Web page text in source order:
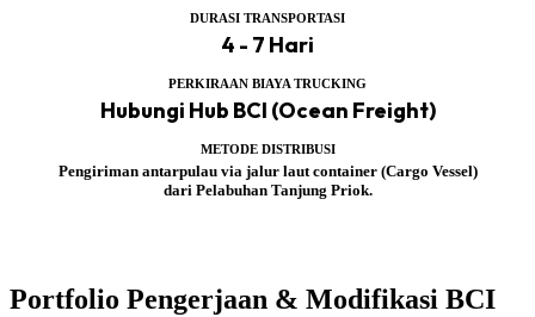
DURASI TRANSPORTASI
4 - 7 Hari
PERKIRAAN BIAYA TRUCKING
Hubungi Hub BCI (Ocean Freight)
METODE DISTRIBUSI
Pengiriman antarpulau via jalur laut container (Cargo Vessel)
dari Pelabuhan Tanjung Priok.
Portfolio Pengerjaan & Modifikasi BCI